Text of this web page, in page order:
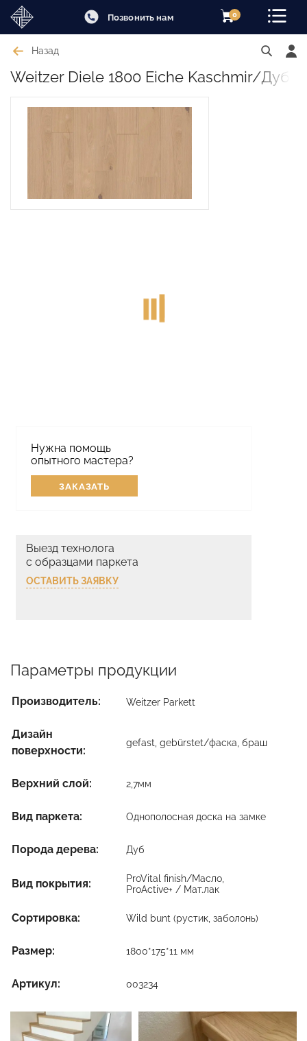
Позвонить нам 0
Назад
Weitzer Diele 1800 Eiche Kaschmir/Дуб
Нужна помощь
опытного мастера?
ЗАКАЗАТЬ
Выезд технолога
с образцами паркета
ОСТАВИТЬ ЗАЯВКУ
Параметры продукции
Производитель: Weitzer Parkett
Дизайн
поверхности:
gefast, gebürstet/фаска, браш
Верхний слой: 2,7мм
Вид паркета: Однополосная доска на замке
Порода дерева: Дуб
Вид покрытия:
ProVital finish/Масло,
ProActive+ / Мат.лак
Сортировка: Wild bunt (рустик, заболонь)
Размер: 1800*175*11 мм
Артикул: 003234